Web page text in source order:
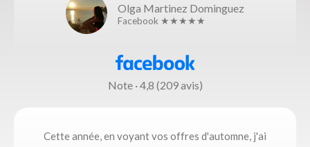
Olga Martinez Dominguez
Facebook ★★★★★
Note · 4,8 (209 avis)
Cette année, en voyant vos offres d'automne, j'ai